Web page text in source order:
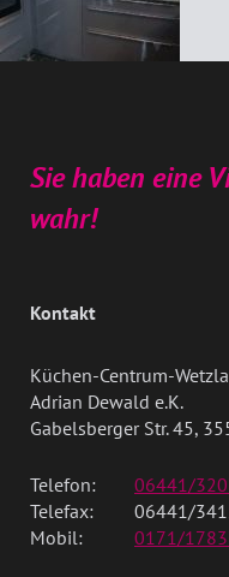
Sie haben eine
wahr!
Kontakt
Küchen-Centrum-
Adrian Dewald e.K.
Gabelsberger Str. 45,
Telefon:
06441/
Telefax:
06441/
Mobil:
0171/